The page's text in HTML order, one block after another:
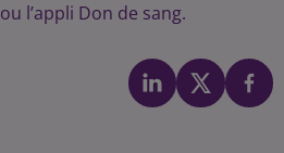
ou l’appli Don de sang.